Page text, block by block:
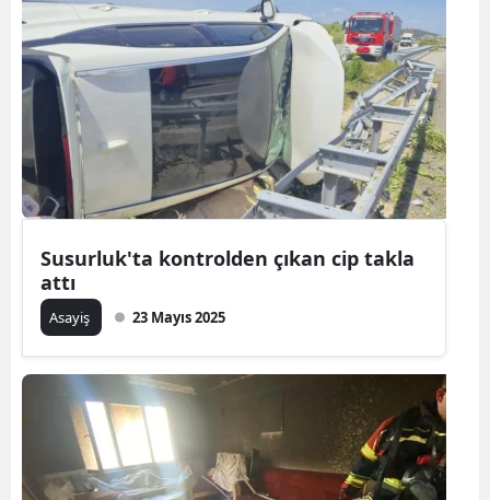
Susurluk'ta kontrolden çıkan cip takla
attı
Asayiş 23 Mayıs 2025